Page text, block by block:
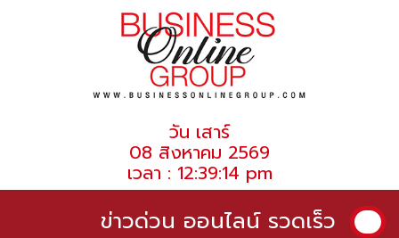
วัน เสาร์
08 สิงหาคม 2569
เวลา : 12:39:14 pm
ข่าวด่วน ออนไลน์ รวดเร็ว